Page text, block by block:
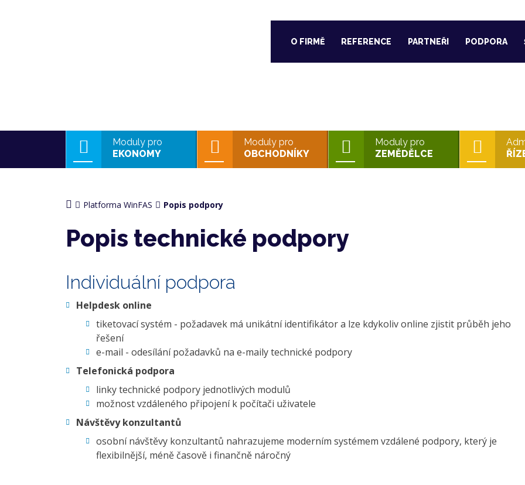
O FIRMĚ REFERENCE PARTNEŘI PODPORA
Moduly pro
EKONOMY
Moduly pro
OBCHODNÍKY
Moduly pro
ZEMĚDĚLCE
Platforma WinFAS Popis podpory
Popis technické podpory
Individuální podpora
Helpdesk online
tiketovací systém - požadavek má unikátní identifikátor a lze kdykoliv online zjistit průběh jeho
řešení
e-mail - odesílání požadavků na e-maily technické podpory
Telefonická podpora
linky technické podpory jednotlivých modulů
možnost vzdáleného připojení k počítači uživatele
Návštěvy konzultantů
osobní návštěvy konzultantů nahrazujeme moderním systémem vzdálené podpory, který je
flexibilnější, méně časově i finančně náročný